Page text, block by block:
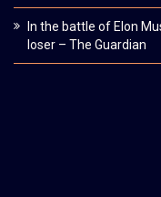
In the battle of Elon
loser – The Guardian